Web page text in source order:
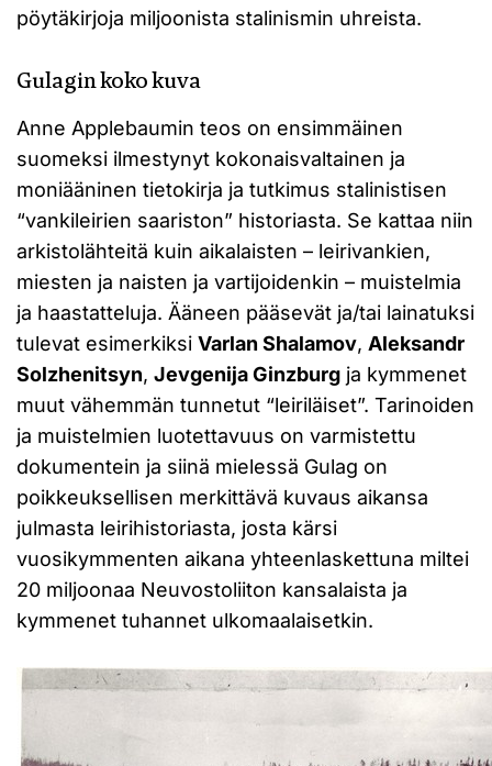
pöytäkirjoja miljoonista stalinismin uhreista.
Gulagin koko kuva
Anne Applebaumin teos on ensimmäinen
suomeksi ilmestynyt kokonaisvaltainen ja
moniääninen tietokirja ja tutkimus stalinistisen
“vankileirien saariston” historiasta. Se kattaa niin
arkistolähteitä kuin aikalaisten – leirivankien,
miesten ja naisten ja vartijoidenkin – muistelmia
ja haastatteluja. Ääneen pääsevät ja/tai lainatuksi
tulevat esimerkiksi Varlan Shalamov, Aleksandr
Solzhenitsyn, Jevgenija Ginzburg ja kymmenet
muut vähemmän tunnetut “leiriläiset”. Tarinoiden
ja muistelmien luotettavuus on varmistettu
dokumentein ja siinä mielessä Gulag on
poikkeuksellisen merkittävä kuvaus aikansa
julmasta leirihistoriasta, josta kärsi
vuosikymmenten aikana yhteenlaskettuna miltei
20 miljoonaa Neuvostoliiton kansalaista ja
kymmenet tuhannet ulkomaalaisetkin.